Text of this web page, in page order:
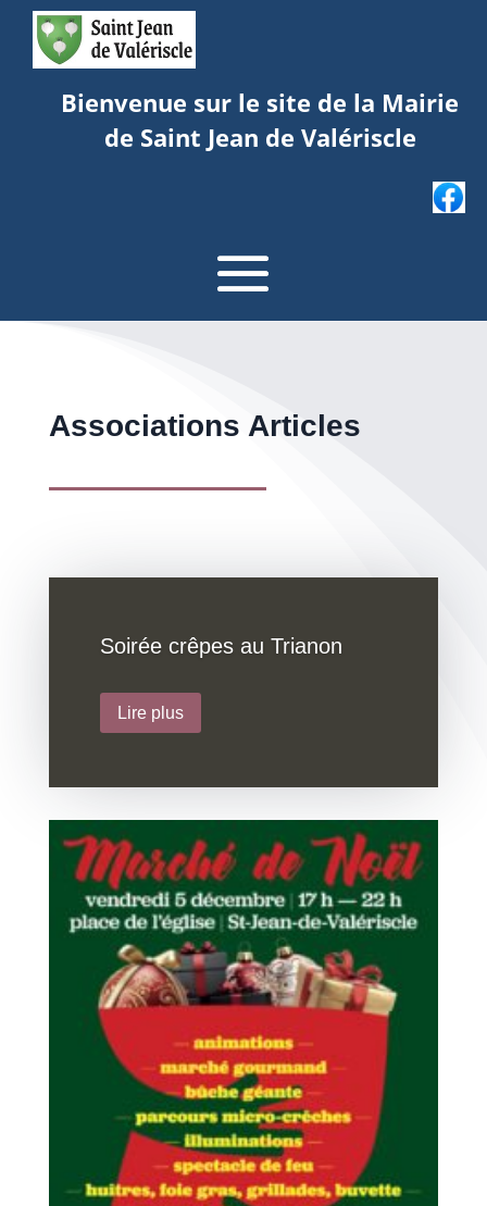
Bienvenue sur le site de la Mairie
de Saint Jean de Valériscle
Associations Articles
Soirée crêpes au Trianon
Lire plus